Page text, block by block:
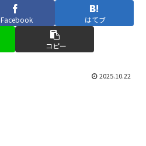
Facebook はてブ
コピー
2025.10.22